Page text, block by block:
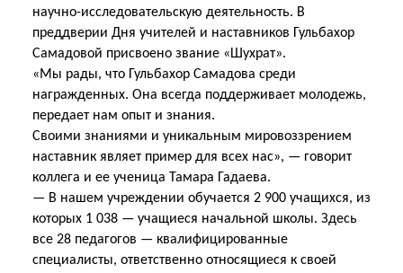
научно-исследовательскую деятельность. В
преддверии Дня учителей и наставников Гульбахор
Самадовой присвоено звание «Шухрат».
«Мы рады, что Гульбахор Самадова среди
награжденных. Она всегда поддерживает молодежь,
передает нам опыт и знания.
Своими знаниями и уникальным мировоззрением
наставник являет пример для всех нас», — говорит
коллега и ее ученица Тамара Гадаева.
— В нашем учреждении обучается 2 900 учащихся, из
которых 1 038 — учащиеся начальной школы. Здесь
все 28 педагогов — квалифицированные
специалисты, ответственно относящиеся к своей